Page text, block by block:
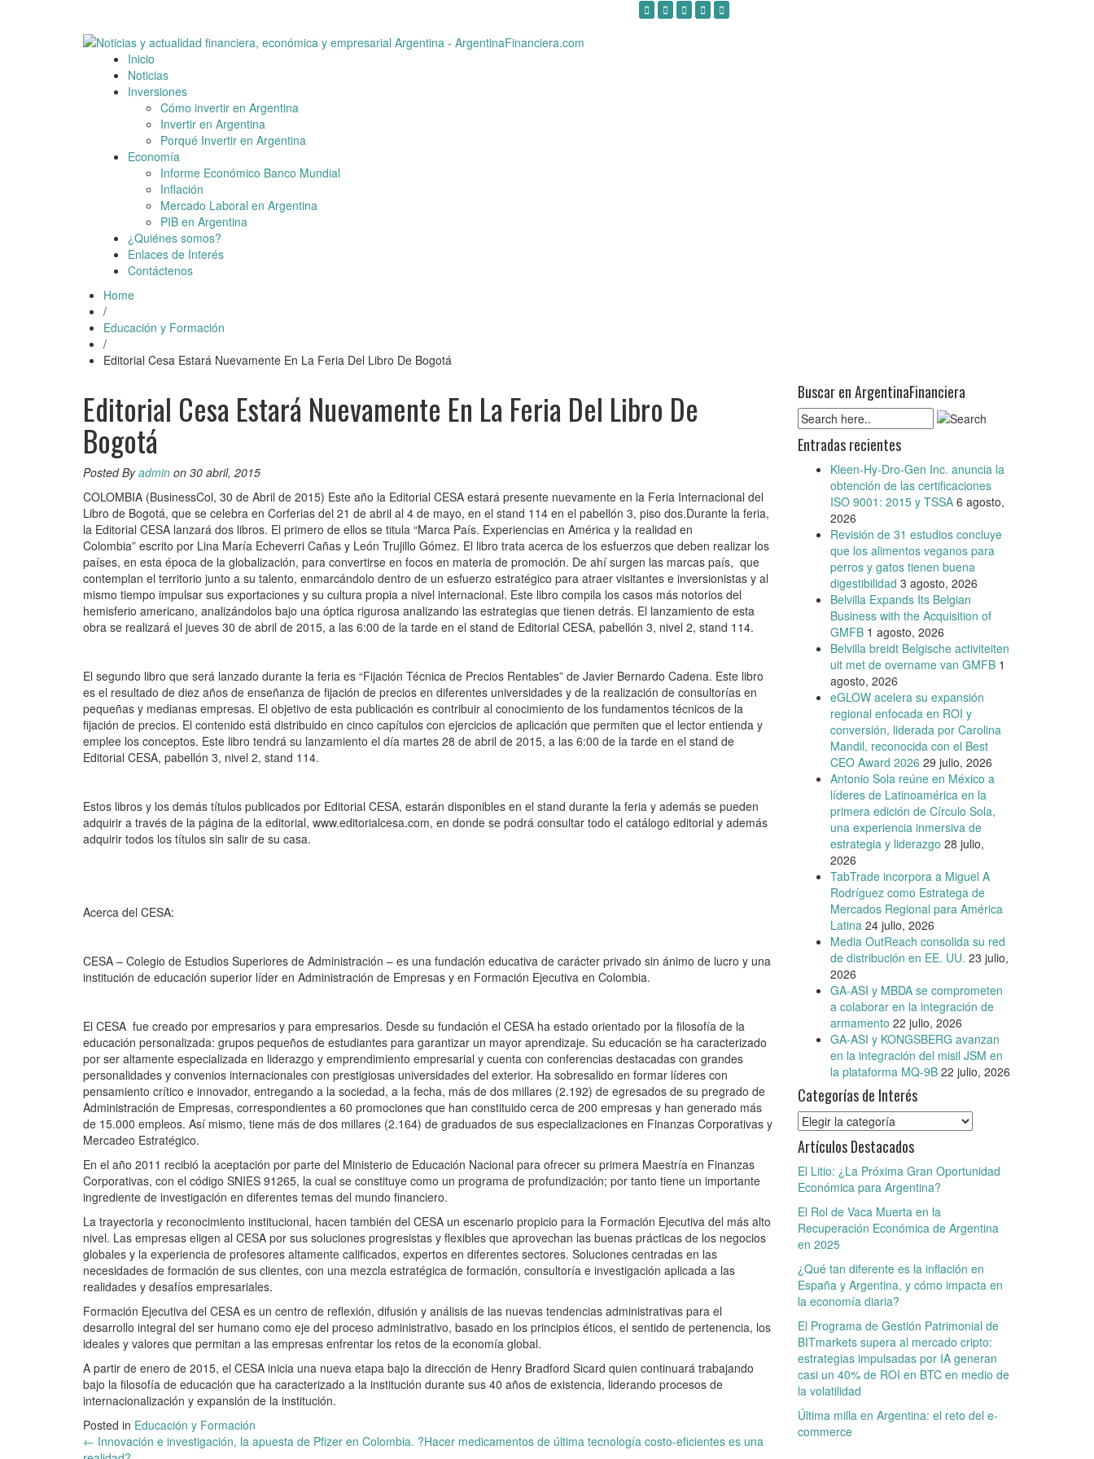
Inicio
Noticias
Inversiones
Cómo invertir en Argentina
Invertir en Argentina
Porqué Invertir en Argentina
Economía
Informe Económico Banco Mundial
Inflación
Mercado Laboral en Argentina
PIB en Argentina
¿Quiénes somos?
Enlaces de Interés
Contáctenos
Home
/
Educación y Formación
/
Editorial Cesa Estará Nuevamente En La Feria Del Libro De Bogotá
Editorial Cesa Estará Nuevamente En La Feria Del Libro De
Bogotá
Posted Byadmin on 30 abril, 2015
COLOMBIA (BusinessCol, 30 de Abril de 2015) Este año la Editorial CESA estará presente nuevamente en la Feria Internacional del
Libro de Bogotá, que se celebra en Corferias del 21 de abril al 4 de mayo, en el stand 114 en el pabellón 3, piso dos.Durante la feria,
la Editorial CESA lanzará dos libros. El primero de ellos se titula “Marca País. Experiencias en América y la realidad en
Colombia” escrito por Lina María Echeverri Cañas y León Trujillo Gómez. El libro trata acerca de los esfuerzos que deben realizar los
países, en esta época de la globalización, para convertirse en focos en materia de promoción. De ahí surgen las marcas país, que
contemplan el territorio junto a su talento, enmarcándolo dentro de un esfuerzo estratégico para atraer visitantes e inversionistas y al
mismo tiempo impulsar sus exportaciones y su cultura propia a nivel internacional. Este libro compila los casos más notorios del
hemisferio americano, analizándolos bajo una óptica rigurosa analizando las estrategias que tienen detrás. El lanzamiento de esta
obra se realizará el jueves 30 de abril de 2015, a las 6:00 de la tarde en el stand de Editorial CESA, pabellón 3, nivel 2, stand 114.
El segundo libro que será lanzado durante la feria es “Fijación Técnica de Precios Rentables” de Javier Bernardo Cadena. Este libro
es el resultado de diez años de enseñanza de fijación de precios en diferentes universidades y de la realización de consultorías en
pequeñas y medianas empresas. El objetivo de esta publicación es contribuir al conocimiento de los fundamentos técnicos de la
fijación de precios. El contenido está distribuido en cinco capítulos con ejercicios de aplicación que permiten que el lector entienda y
emplee los conceptos. Este libro tendrá su lanzamiento el día martes 28 de abril de 2015, a las 6:00 de la tarde en el stand de
Editorial CESA, pabellón 3, nivel 2, stand 114.
Estos libros y los demás títulos publicados por Editorial CESA, estarán disponibles en el stand durante la feria y además se pueden
adquirir a través de la página de la editorial, www.editorialcesa.com, en donde se podrá consultar todo el catálogo editorial y además
adquirir todos los títulos sin salir de su casa.
Acerca del CESA:
CESA – Colegio de Estudios Superiores de Administración – es una fundación educativa de carácter privado sin ánimo de lucro y una
institución de educación superior líder en Administración de Empresas y en Formación Ejecutiva en Colombia.
El CESA fue creado por empresarios y para empresarios. Desde su fundación el CESA ha estado orientado por la filosofía de la
educación personalizada: grupos pequeños de estudiantes para garantizar un mayor aprendizaje. Su educación se ha caracterizado
por ser altamente especializada en liderazgo y emprendimiento empresarial y cuenta con conferencias destacadas con grandes
personalidades y convenios internacionales con prestigiosas universidades del exterior. Ha sobresalido en formar líderes con
pensamiento crítico e innovador, entregando a la sociedad, a la fecha, más de dos millares (2.192) de egresados de su pregrado de
Administración de Empresas, correspondientes a 60 promociones que han constituido cerca de 200 empresas y han generado más
de 15.000 empleos. Así mismo, tiene más de dos millares (2.164) de graduados de sus especializaciones en Finanzas Corporativas y
Mercadeo Estratégico.
En el año 2011 recibió la aceptación por parte del Ministerio de Educación Nacional para ofrecer su primera Maestría en Finanzas
Corporativas, con el código SNIES 91265, la cual se constituye como un programa de profundización; por tanto tiene un importante
ingrediente de investigación en diferentes temas del mundo financiero.
La trayectoria y reconocimiento institucional, hacen también del CESA un escenario propicio para la Formación Ejecutiva del más alto
nivel. Las empresas eligen al CESA por sus soluciones progresistas y flexibles que aprovechan las buenas prácticas de los negocios
globales y la experiencia de profesores altamente calificados, expertos en diferentes sectores. Soluciones centradas en las
necesidades de formación de sus clientes, con una mezcla estratégica de formación, consultoría e investigación aplicada a las
realidades y desafíos empresariales.
Formación Ejecutiva del CESA es un centro de reflexión, difusión y análisis de las nuevas tendencias administrativas para el
desarrollo integral del ser humano como eje del proceso administrativo, basado en los principios éticos, el sentido de pertenencia, los
ideales y valores que permitan a las empresas enfrentar los retos de la economía global.
A partir de enero de 2015, el CESA inicia una nueva etapa bajo la dirección de Henry Bradford Sicard quien continuará trabajando
bajo la filosofía de educación que ha caracterizado a la institución durante sus 40 años de existencia, liderando procesos de
internacionalización y expansión de la institución.
Posted in Educación y Formación
Post
← Innovación e investigación, la apuesta de Pfizer en Colombia. ?Hacer medicamentos de última tecnología costo-eficientes es una
Buscar en ArgentinaFinanciera
Entradas recientes
Kleen-Hy-Dro-Gen Inc. anuncia la
obtención de las certificaciones
ISO 9001: 2015 y TSSA 6 agosto,
2026
Revisión de 31 estudios concluye
que los alimentos veganos para
perros y gatos tienen buena
digestibilidad 3 agosto, 2026
Belvilla Expands Its Belgian
Business with the Acquisition of
GMFB 1 agosto, 2026
Belvilla breidt Belgische activiteiten
uit met de overname van GMFB 1
agosto, 2026
eGLOW acelera su expansión
regional enfocada en ROI y
conversión, liderada por Carolina
Mandil, reconocida con el Best
CEO Award 2026 29 julio, 2026
Antonio Sola reúne en México a
líderes de Latinoamérica en la
primera edición de Círculo Sola,
una experiencia inmersiva de
estrategia y liderazgo 28 julio,
2026
TabTrade incorpora a Miguel A
Rodríguez como Estratega de
Mercados Regional para América
Latina 24 julio, 2026
Media OutReach consolida su red
de distribución en EE. UU. 23 julio,
2026
GA-ASI y MBDA se comprometen
a colaborar en la integración de
armamento 22 julio, 2026
GA-ASI y KONGSBERG avanzan
en la integración del misil JSM en
la plataforma MQ-9B 22 julio, 2026
Categorías de Interés
Categorías
de
Interés
Artículos Destacados
El Litio: ¿La Próxima Gran Oportunidad
Económica para Argentina?
El Rol de Vaca Muerta en la
Recuperación Económica de Argentina
en 2025
¿Qué tan diferente es la inflación en
España y Argentina, y cómo impacta en
la economía diaria?
El Programa de Gestión Patrimonial de
BITmarkets supera al mercado cripto:
estrategias impulsadas por IA generan
casi un 40% de ROI en BTC en medio de
la volatilidad
Última milla en Argentina: el reto del e-
commerce